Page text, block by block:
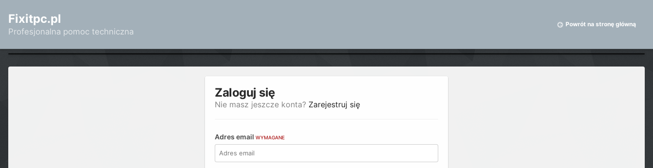
Fixitpc.pl
Profesjonalna pomoc techniczna
Powrót na stronę główną
Zaloguj się
Nie masz jeszcze konta? Zarejestruj się
Adres email WYMAGANE